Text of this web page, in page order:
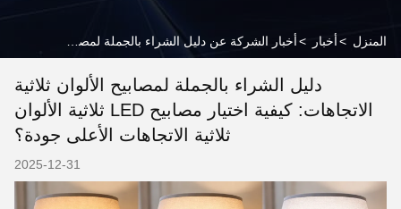
المنزل >أخبار >
دليل الشراء بالجملة لمصابيح الألوان ثلاثية
الاتجاهات: كيفية اختيار مصابيح LED ثلاثية الألوان
ثلاثية الاتجاهات الأعلى جودة؟
2025-12-31